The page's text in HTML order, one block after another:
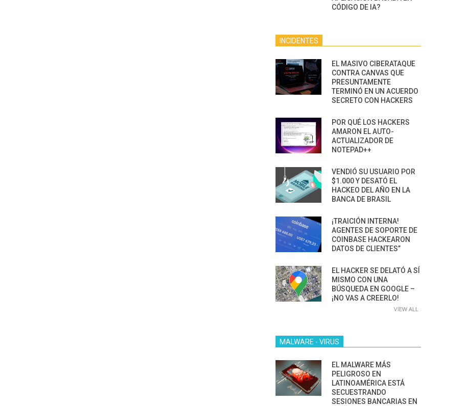
CÓDIGO DE IA?
INCIDENTES
EL MASIVO CIBERATAQUE
CONTRA CANVAS QUE
PRESUNTAMENTE
TERMINÓ EN UN ACUERDO
SECRETO CON HACKERS
POR QUÉ LOS HACKERS
AMARON EL AUTO-
ACTUALIZADOR DE
NOTEPAD++
VENDIÓ SU USUARIO POR
$1.000 Y DESATÓ EL
HACKEO DEL AÑO EN LA
BANCA DE BRASIL
¡TRAICIÓN INTERNA!
AGENTES DE SOPORTE DE
COINBASE HACKEARON
DATOS DE CLIENTES”
EL HACKER SE DELATÓ A SÍ
MISMO CON UNA
BÚSQUEDA EN GOOGLE –
¡NO VAS A CREERLO!
VIEW ALL
MALWARE - VIRUS
EL MALWARE MÁS
PELIGROSO EN
LATINOAMÉRICA ESTÁ
SECUESTRANDO
SESIONES BANCARIAS EN